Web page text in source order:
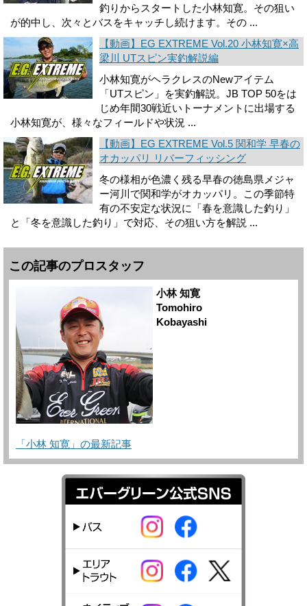
釣りからスタートした小林知寛。その狙い
が的中し、次々とバスをキャッチし続けます。その ...
【動画】EG EXTREME Vol.20 小林知寛×高
梁川 UTスピン実釣解説編
小林知寛がヘラクレスのNewアイテム
「UTスピン」を実釣解説。JB TOP 50をは
じめ年間30戦近いトーナメントに出場する
小林知寛が、様々なフィ­ールドや状況 ...
【動画】EG EXTREME Vol.5 関和学 早春の
オカッパリ リバーフィッシング
冬の様相が色濃く残る早春の徳島県メジャ
ー河川で関和学がオカッパリ。この季節特
有の不安定な状況に「春を意識した釣り」
と「冬を意識した釣り」で対応、その狙い方を解説 ...
この記事のプロスタッフ
小林 知寛
Tomohiro
Kobayashi
「小林 知寛」の最新記事